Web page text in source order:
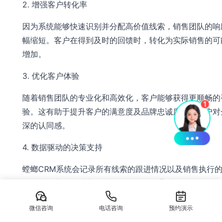
2. 增强客户转化率
因为系统能够快速识别并分配高价值线索，销售团队的
幅缩短。客户在得到及时的回馈时，转化为实际销售的
增加。
3. 优化客户体验
随着销售团队的专业化和高效化，客户能够获得更顺畅
验。这有助于提升客户的满意度及品牌忠诚度，让客户
深的认同感。
4. 数据驱动的决策支持
螳螂CRM系统会记录所有线索的跟进情况以及销售执行
据，为企业的后续营销决策提供依据。通过分析销售数
以了解市场动态、客户需求及热销产品，以便及时调整
微信咨询 电话咨询 预约演示